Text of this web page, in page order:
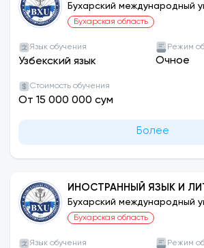
ДЕЯТЕЛЬНОСТИ)
Бухарский международный
Бухарская область
Язык обучения
Узбекский язык
Режим
Очное
Стоимость обучения
От 15 000 000 сум
Более
ИНОСТРАННЫЙ ЯЗЫК И
Бухарский международный
Бухарская область
Язык обучения Режим